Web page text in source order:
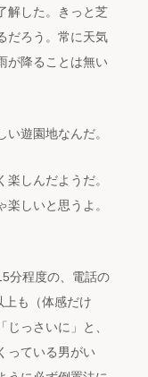
解した。きっと芝
だろう。常に天気
が降ることは無い
遊園地なんだ。
しんだようだ。
しいと思うよ。
分程度の、電話の
も（体感だけ
っさいに」と、
っている男がい